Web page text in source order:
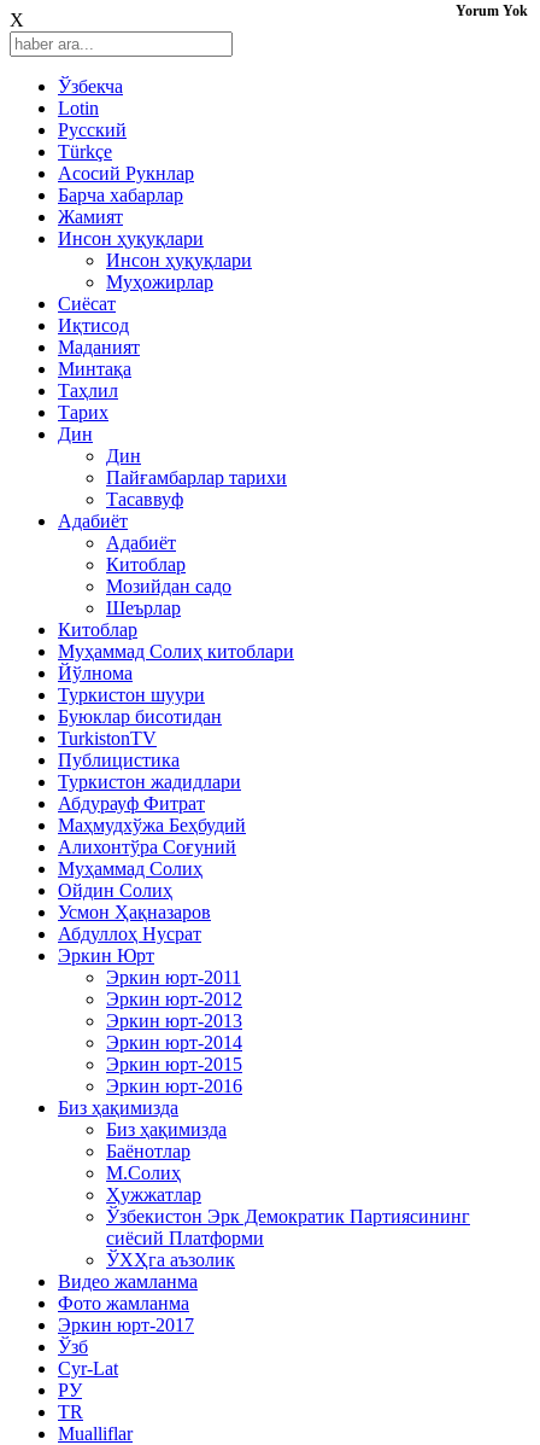
X
Ўзбекча
Lotin
Русский
Türkçe
Асосий Рукнлар
Барча хабарлар
Жамият
Инсон ҳуқуқлари
Инсон ҳуқуқлари
Муҳожирлар
Сиёсат
Иқтисод
Mаданият
Минтақа
Таҳлил
Тарих
Дин
Дин
Пайғамбарлар тарихи
Тасаввуф
Адабиёт
Адабиёт
Китоблар
Мозийдан садо
Шеърлар
Китоблар
Муҳаммад Солиҳ китоблари
Йўлнома
Туркистон шуури
Буюклар бисотидан
TurkistonTV
Публицистика
Туркистон жадидлари
Абдурауф Фитрат
Маҳмудхўжа Беҳбудий
Алихонтўра Соғуний
Муҳаммад Солиҳ
Ойдин Солиҳ
Усмон Ҳақназаров
Абдуллоҳ Нусрат
Эркин Юрт
Эркин юрт-2011
Эркин юрт-2012
Эркин юрт-2013
Эркин юрт-2014
Эркин юрт-2015
Эркин юрт-2016
Биз ҳақимизда
Биз ҳақимизда
Баёнотлар
М.Солиҳ
Ҳужжатлар
Ўзбекистон Эрк Демократик Партиясининг
сиёсий Платформи
ЎХҲга аъзолик
Видео жамланма
Фото жамланма
Эркин юрт-2017
Ўзб
Cyr-Lat
РУ
TR
Mualliflar
Yorum Yok